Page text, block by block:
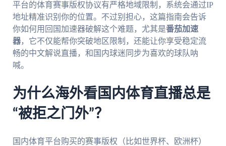
平台的体育赛事版权协议有严格地域限制，系统会通过IP
地址精准识别你的位置。不过别担心，这篇指南会告诉
你如何用回国加速器破解这个难题，尤其是番茄加速
器，它不仅能帮你突破地区限制，还能让你享受稳定流
畅的中文解说直播，和国内球迷同步为喜欢的球队呐
喊。
为什么海外看国内体育直播总是
“被拒之门外”？
国内体育平台购买的赛事版权（比如世界杯、欧洲杯）